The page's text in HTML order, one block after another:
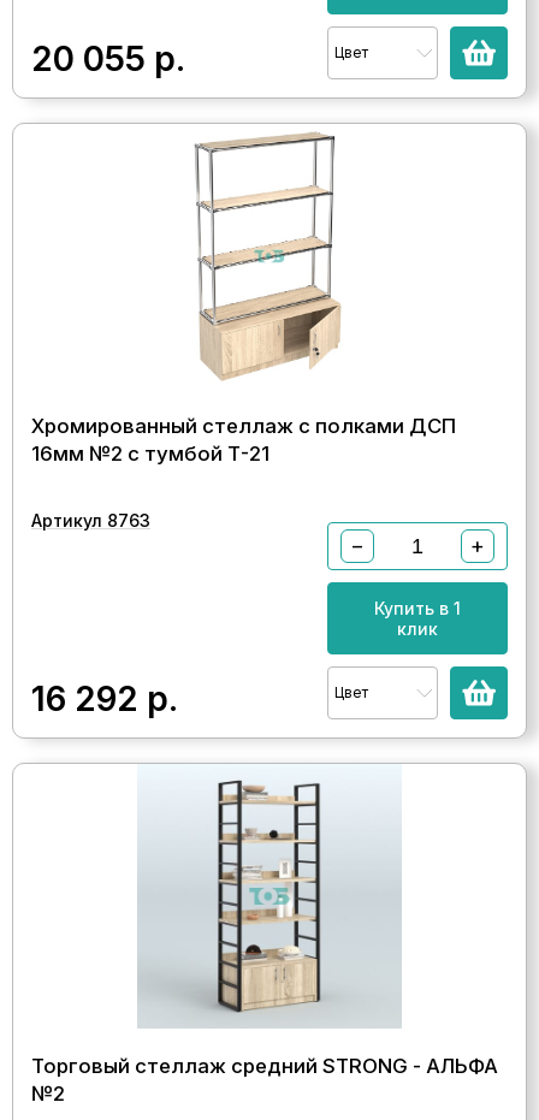
20 055 р. Цвет
Хромированный стеллаж с полками ДСП
16мм №2 с тумбой Т-21
Артикул 8763
16 292 р.
− +
Купить в 1
клик
Цвет
Торговый стеллаж средний STRONG - АЛЬФА
№2